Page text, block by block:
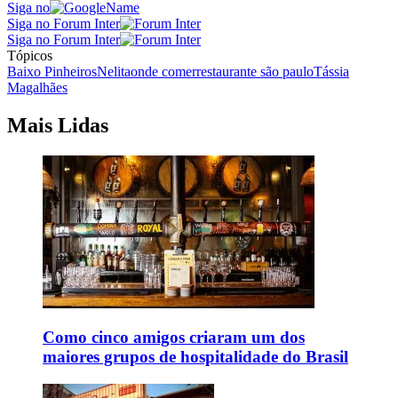
Siga no
Siga no Forum Inter
Siga no Forum Inter
Tópicos
Baixo PinheirosNelitaonde comerrestaurante são pauloTássia
Magalhães
Mais Lidas
Como cinco amigos criaram um dos
maiores grupos de hospitalidade do Brasil